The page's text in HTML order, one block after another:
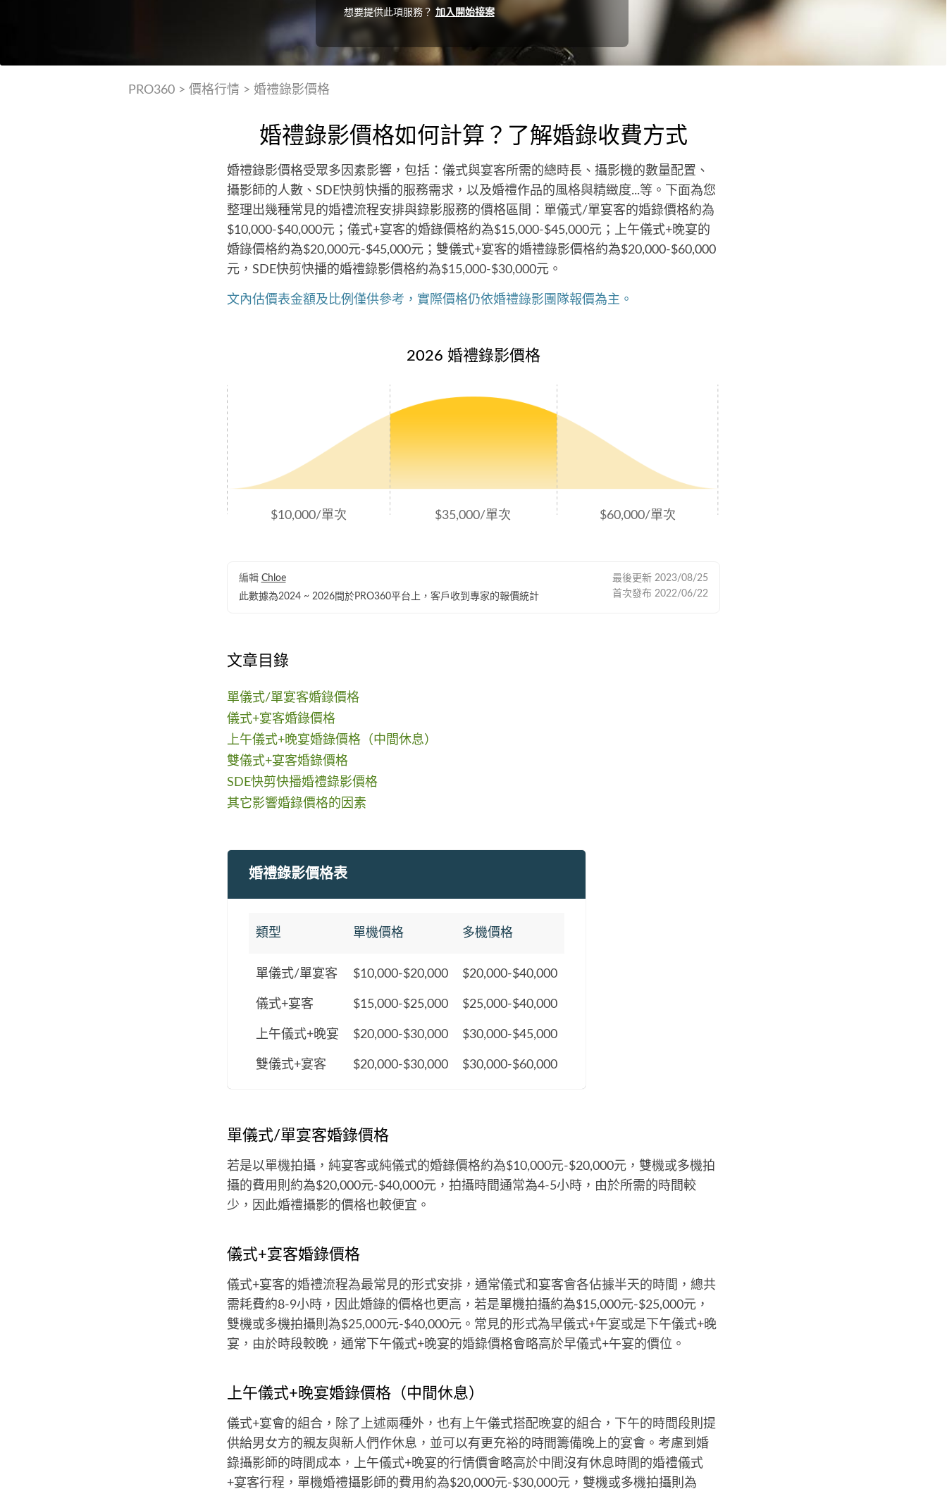
想要提供此項服務？ 加入開始接案
PRO360> 價格行情> 婚禮錄影價格
婚禮錄影價格如何計算？了解婚錄收費方式
婚禮錄影價格受眾多因素影響，包括：儀式與宴客所需的總時長、攝影機的數量配置、
攝影師的人數、SDE快剪快播的服務需求，以及婚禮作品的風格與精緻度...等。下面為您
整理出幾種常見的婚禮流程安排與錄影服務的價格區間：單儀式/單宴客的婚錄價格約為
$10,000-$40,000元；儀式+宴客的婚錄價格約為$15,000-$45,000元；上午儀式+晚宴的
婚錄價格約為$20,000元-$45,000元；雙儀式+宴客的婚禮錄影價格約為$20,000-$60,000
元，SDE快剪快播的婚禮錄影價格約為$15,000-$30,000元。
文內估價表金額及比例僅供參考，實際價格仍依婚禮錄影團隊報價為主。
2026 婚禮錄影價格
$10,000/單次 $35,000/單次 $60,000/單次
編輯 Chloe
此數據為2024 ~ 2026間於PRO360平台上，客戶收到專家的報價統計
最後更新 2023/08/25
首次發布 2022/06/22
文章目錄
單儀式/單宴客婚錄價格
儀式+宴客婚錄價格
上午儀式+晚宴婚錄價格（中間休息）
雙儀式+宴客婚錄價格
SDE快剪快播婚禮錄影價格
其它影響婚錄價格的因素
婚禮錄影價格表
類型 單機價格 多機價格
單儀式/單宴客 $10,000-$20,000 $20,000-$40,000
儀式+宴客 $15,000-$25,000 $25,000-$40,000
上午儀式+晚宴 $20,000-$30,000 $30,000-$45,000
雙儀式+宴客 $20,000-$30,000 $30,000-$60,000
單儀式/單宴客婚錄價格
若是以單機拍攝，純宴客或純儀式的婚錄價格約為$10,000元-$20,000元，雙機或多機拍
攝的費用則約為$20,000元-$40,000元，拍攝時間通常為4-5小時，由於所需的時間較
少，因此婚禮攝影的價格也較便宜。
儀式+宴客婚錄價格
儀式+宴客的婚禮流程為最常見的形式安排，通常儀式和宴客會各佔據半天的時間，總共
需耗費約8-9小時，因此婚錄的價格也更高，若是單機拍攝約為$15,000元-$25,000元，
雙機或多機拍攝則為$25,000元-$40,000元。常見的形式為早儀式+午宴或是下午儀式+晚
宴，由於時段較晚，通常下午儀式+晚宴的婚錄價格會略高於早儀式+午宴的價位。
上午儀式+晚宴婚錄價格（中間休息）
儀式+宴會的組合，除了上述兩種外，也有上午儀式搭配晚宴的組合，下午的時間段則提
供給男女方的親友與新人們作休息，並可以有更充裕的時間籌備晚上的宴會。考慮到婚
錄攝影師的時間成本，上午儀式+晚宴的行情價會略高於中間沒有休息時間的婚禮儀式
+宴客行程，單機婚禮攝影師的費用約為$20,000元-$30,000元，雙機或多機拍攝則為